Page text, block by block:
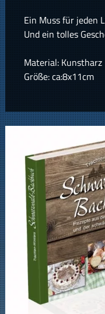
Ein Muss für jeden
Und ein tolles
Material: Kunstharz
Größe: ca:8x11cm